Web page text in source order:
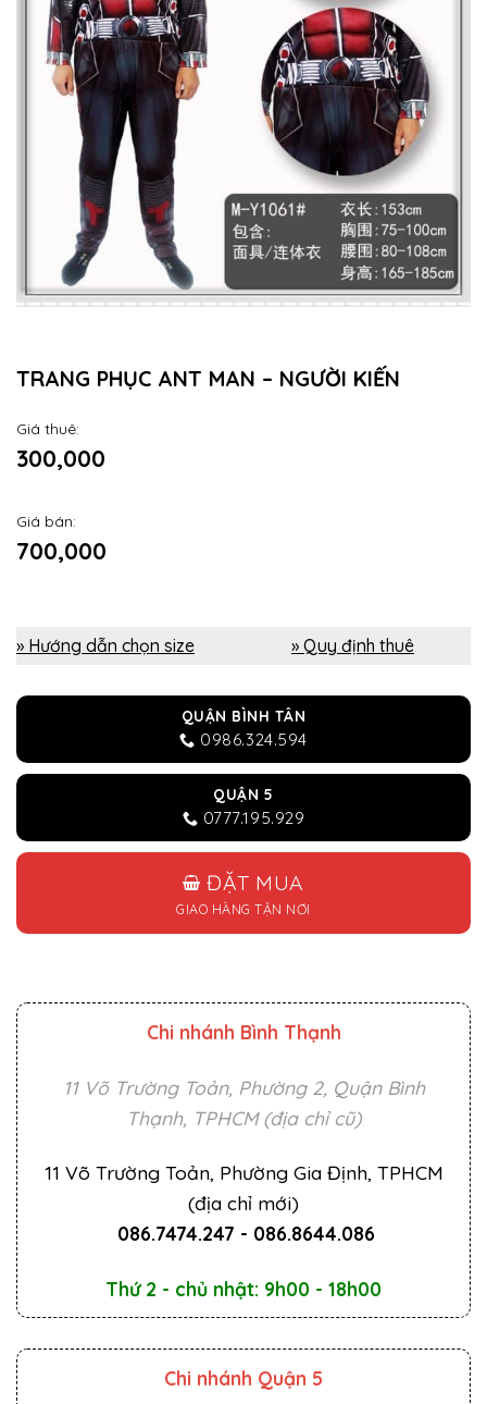
TRANG PHỤC ANT MAN – NGƯỜI KIẾN
Giá thuê:
300,000
Giá bán:
700,000
» Hướng dẫn chọn size » Quy định thuê
QUẬN BÌNH TÂN
0986.324.594
QUẬN 5
0777.195.929
ĐẶT MUA
GIAO HÀNG TẬN NƠI
Chi nhánh Bình Thạnh
11 Võ Trường Toản, Phường 2, Quận Bình
Thạnh, TPHCM (địa chỉ cũ)
11 Võ Trường Toản, Phường Gia Định, TPHCM
(địa chỉ mới)
086.7474.247 - 086.8644.086
Thứ 2 - chủ nhật: 9h00 - 18h00
Chi nhánh Quận 5